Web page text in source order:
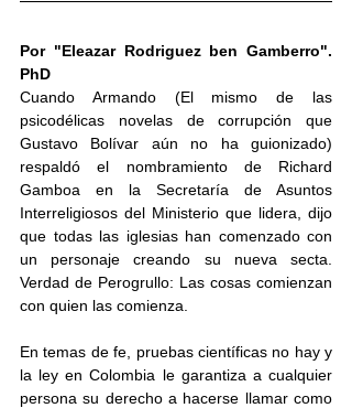
Por "Eleazar Rodriguez ben Gamberro".
PhD
Cuando Armando (El mismo de las
psicodélicas novelas de corrupción que
Gustavo Bolívar aún no ha guionizado)
respaldó el nombramiento de Richard
Gamboa en la Secretaría de Asuntos
Interreligiosos del Ministerio que lidera, dijo
que todas las iglesias han comenzado con
un personaje creando su nueva secta.
Verdad de Perogrullo: Las cosas comienzan
con quien las comienza.
En temas de fe, pruebas científicas no hay y
la ley en Colombia le garantiza a cualquier
persona su derecho a hacerse llamar como